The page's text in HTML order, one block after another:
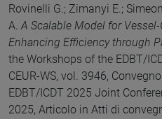
Rovinelli G.; Zimanyi E.;
A.A Scalable Model for
Enhancing Efficiency through
the Workshops of the EDBT/
CEUR-WS, vol. 3946,
EDBT/ICDT 2025 Joint
2025, Articolo in Atti di